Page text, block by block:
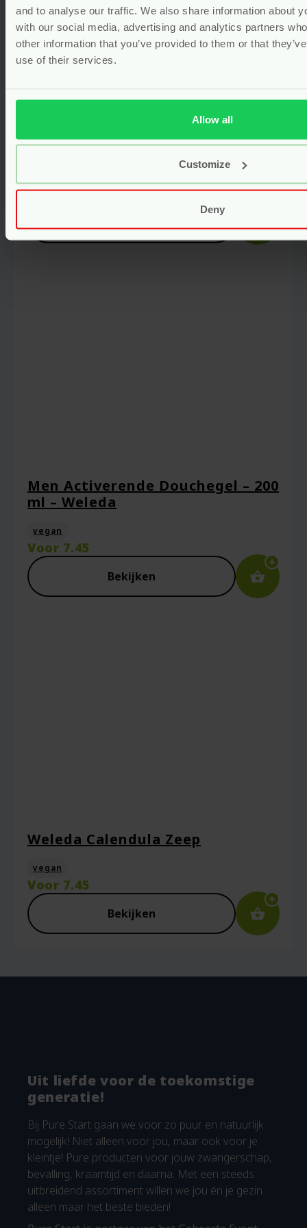
and to analyse our traffic. We also share information about
with our social media, advertising and analytics partners
other information that you’ve provided to them or that
use of their services.
Allow all
Customize
Deny
Dun – 22 stuks – Natracare
Voor3.75
Men Activerende Douchegel – 200
ml – Weleda
vegan
Voor 7.45
Bekijken
Weleda Calendula Zeep
vegan
Voor 7.45
Bekijken
Uit liefde voor de toekomstige
generatie!
Bij Pure Start gaan we voor zo puur en natuurlijk
mogelijk! Niet alleen voor jou, maar ook voor je
kleintje! Pure producten voor jouw zwangerschap,
bevalling, kraamtijd en daarna. Met een steeds
uitbreidend assortiment willen we jou én je gezin
alleen maar het beste bieden!